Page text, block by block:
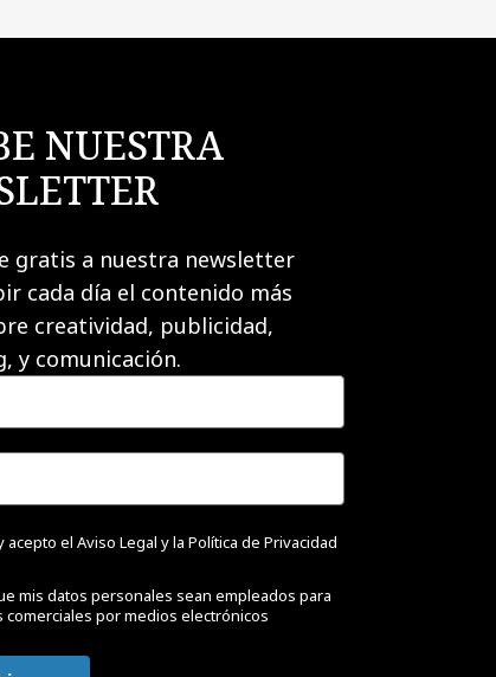
NUESTRA
gratis a nuestra newsletter
cada día el contenido más
creatividad, publicidad,
y comunicación.
acepto el Aviso Legal y la Política de Privacidad
mis datos personales sean empleados para
comerciales por medios electrónicos